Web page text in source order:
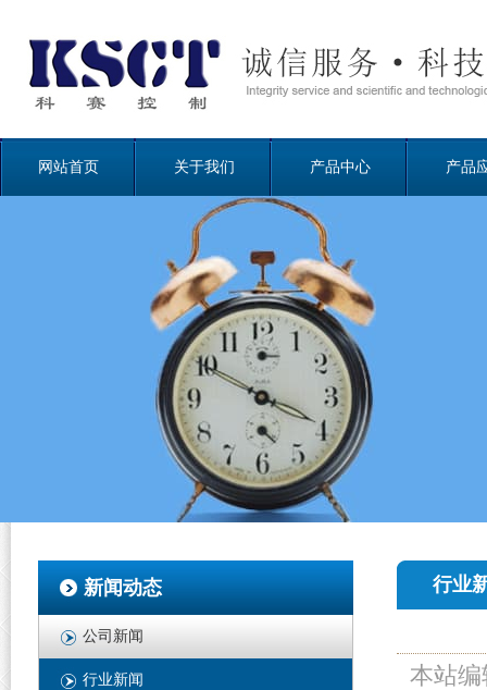
网站首页 关于我们 产品中心 产品
新闻动态
公司新闻
行业新闻
行业
本站